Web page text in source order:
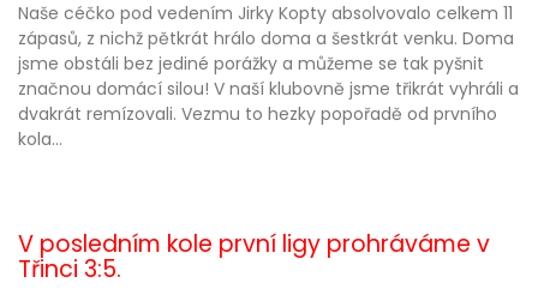
Naše céčko pod vedením Jirky Kopty absolvovalo celkem 11
zápasů, z nichž pětkrát hrálo doma a šestkrát venku. Doma
jsme obstáli bez jediné porážky a můžeme se tak pyšnit
značnou domácí silou! V naší klubovně jsme třikrát vyhráli a
dvakrát remízovali. Vezmu to hezky popořadě od prvního
kola...
V posledním kole první ligy prohráváme v
Třinci 3:5.